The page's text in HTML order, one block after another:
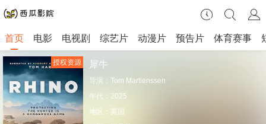
首页 电影 电视剧 综艺片 动漫片 预告片 体育赛事
授权资源 犀牛
导演： Tom Martienssen
年代： 2025
地区： 英国